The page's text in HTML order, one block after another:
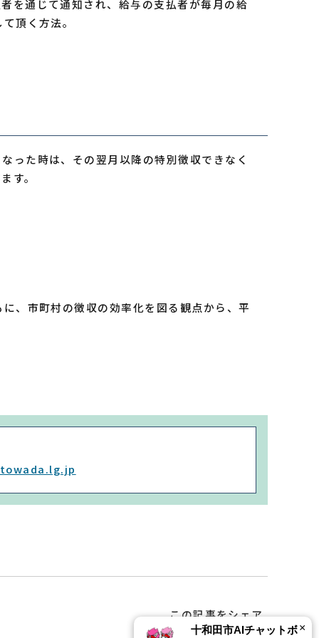
を通じて通知され、給与の支払者が毎月の給
頂く方法。
った時は、その翌月以降の特別徴収できなく
す。
、市町村の徴収の効率化を図る観点から、平
この記事をシェア
十和田市AIチャットボ×